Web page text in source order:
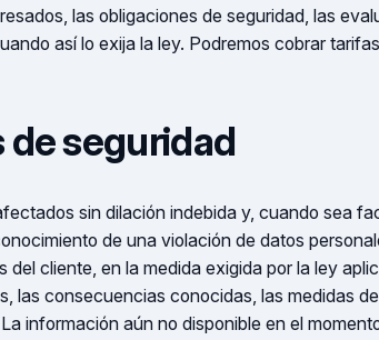
las obligaciones de seguridad, las
así lo exija la ley. Podremos cobrar
de seguridad
sin dilación indebida y, cuando sea
de una violación de datos
cliente, en la medida exigida por la ley
las consecuencias conocidas, las medidas
información aún no disponible en el